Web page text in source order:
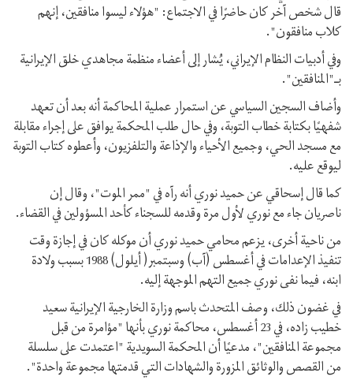
قال شخص آخر كان حاضرًا في الاجتماع: "هؤلاء ليسوا منافقين، إنهم
كلاب منافقون".
وفي أدبيات النظام الإيراني، يُشار إلى أعضاء منظمة مجاهدي خلق الإيرانية
بـ"المنافقين".
وأضاف السجين السياسي عن استمرار عملية المحاكمة أنه بعد أن تعهد
شفهيًا بكتابة خطاب التوبة، وفي حال طلب المحكمة يوافق على إجراء مقابلة
مع مسجد الحي، وجميع الأحياء والإذاعة والتلفزيون، وأعطوه كتاب التوبة
ليوقع عليه.
كما قال إسحاقي عن حميد نوري أنه رآه في "ممر الموت"، وقال إن
ناصريان جاء مع نوري لأول مرة وقدمه للسجناء كأحد المسؤولين في القضاء.
من ناحية أخرى، يزعم محامي حميد نوري أن موكله كان في إجازة وقت
تنفيذ الإعدامات في أغسطس (آب) وسبتمبر( أيلول) 1988 بسبب ولادة
ابنه، فيما نفى نوري جميع التهم الموجهة إليه.
في غضون ذلك، وصف المتحدث باسم وزارة الخارجية الإيرانية سعيد
خطيب زاده، في 23 أغسطس، محاكمة نوري بأنها "مؤامرة من قبل
مجموعة المنافقين"، مدعيًا أن المحكمة السويدية "اعتمدت على سلسلة
من القصص والوثائق المزورة والشهادات التي قدمتها مجموعة واحدة".